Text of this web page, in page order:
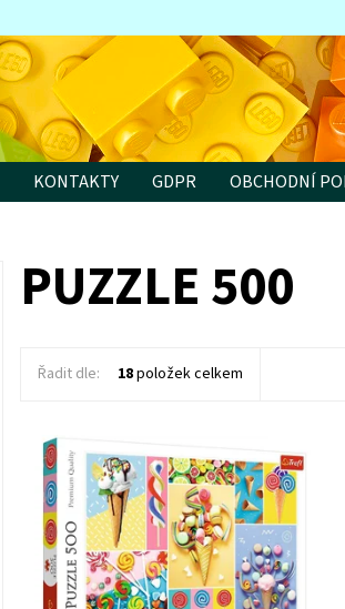
KONTAKTY GDPR OBCHODNÍ
PUZZLE 500
Řadit dle: 18položek celkem
Dostupnost: Skladem3 ks
Kód:
8006
Značka:
TREFL